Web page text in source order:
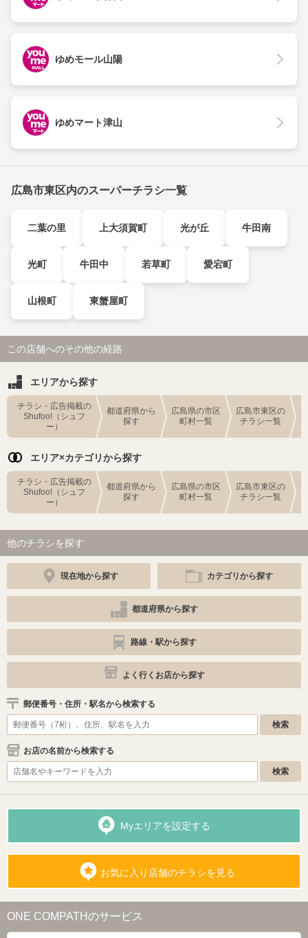
ゆめモール山陽
ゆめマート津山
広島市東区内のスーパーチラシ一覧
二葉の里 上大須賀町 光が丘 牛田南
光町 牛田中 若草町 愛宕町
山根町 東蟹屋町
この店舗へのその他の経路
エリアから探す
チラシ・広告掲載の
Shufoo!（シュフ
ー）
都道府県から
探す
広島県の市区
町村一覧
広島市東区の
チラシ一覧
エリア×カテゴリから探す
チラシ・広告掲載の
Shufoo!（シュフ
ー）
都道府県から
探す
広島県の市区
町村一覧
広島市東区の
チラシ一覧
他のチラシを探す
現在地から探す カテゴリから探す
都道府県から探す
路線・駅から探す
よく行くお店から探す
郵便番号・住所・駅名から検索する
お店の名前から検索する
Myエリアを設定する
お気に入り店舗のチラシを見る
ONE COMPATHのサービス